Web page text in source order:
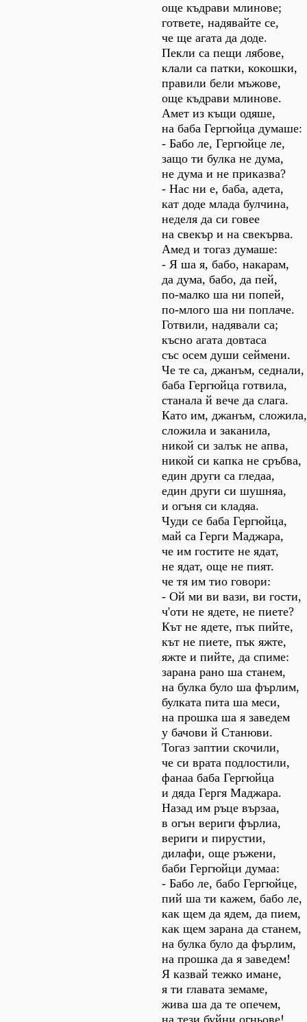
още къдрави млинове;
гответе, надявайте се,
че ще агата да доде.
Пекли са пещи лябове,
клали са патки, кокошки,
правили бели мъжове,
още къдрави млинове.
Амет из къщи одяше,
на баба Гергюйца думаше:
- Бабо ле, Гергюйце ле,
защо ти булка не дума,
не дума и не приказва?
- Нас ни е, баба, адета,
кат доде млада булчина,
неделя да си говее
на свекър и на свекърва.
Амед и тогаз думаше:
- Я ша я, бабо, накарам,
да дума, бабо, да пей,
по-малко ша ни попей,
по-млого ша ни поплаче.
Готвили, надявали са;
късно агата довтаса
със осем души сеймени.
Че те са, джанъм, седнали,
баба Гергюйца готвила,
станала й вече да слага.
Като им, джанъм, сложила,
сложила и заканила,
никой си залък не апва,
никой си капка не сръбва,
един други са гледаа,
един други си шушняа,
и огъня си кладяа.
Чуди се баба Гергюйца,
май са Герги Маджара,
че им гостите не ядат,
не ядат, още не пият.
че тя им тио говори:
- Ой ми ви вази, ви гости,
ч'оти не ядете, не пиете?
Кът не ядете, пък пийте,
кът не пиете, пък яжте,
яжте и пийте, да спиме:
зарана рано ша станем,
на булка було ша фърлим,
булката пита ша меси,
на прошка ша я заведем
у бачови й Станюви.
Тогаз заптии скочили,
че си врата подлостили,
фанаа баба Гергюйца
и дяда Гергя Маджара.
Назад им ръце вързаа,
в огън вериги фърлиа,
вериги и пирустии,
дилафи, още ръжени,
баби Гергюйци думаа:
- Бабо ле, бабо Гергюйце,
пий ша ти кажем, бабо ле,
как щем да ядем, да пием,
как щем зарана да станем,
на булка було да фърлим,
на прошка да я заведем!
Я казвай тежко имане,
я ти главата земаме,
жива ша да те опечем,
на тези буйни огньове!